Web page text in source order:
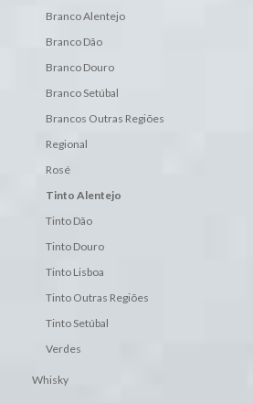
Branco Alentejo
Branco Dão
Branco Douro
Branco Setúbal
Brancos Outras Regiões
Regional
Rosé
Tinto Alentejo
Tinto Dão
Tinto Douro
Tinto Lisboa
Tinto Outras Regiões
Tinto Setúbal
Verdes
Whisky